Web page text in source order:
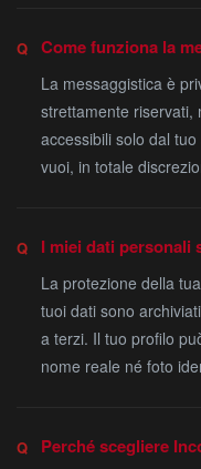
Come funziona la
La messaggistica è
strettamente riservati,
accessibili solo dal
vuoi, in totale
I miei dati personali
La protezione della
tuoi dati sono
a terzi. Il tuo profilo
nome reale né foto
Perché scegliere